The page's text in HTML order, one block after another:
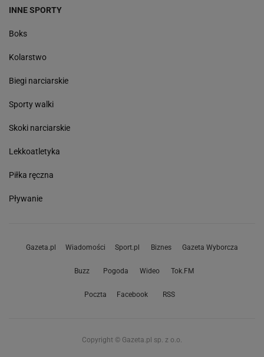
INNE SPORTY
Boks
Kolarstwo
Biegi narciarskie
Sporty walki
Skoki narciarskie
Lekkoatletyka
Piłka ręczna
Pływanie
Gazeta.pl Wiadomości Sport.pl Biznes Gazeta Wyborcza
Buzz Pogoda Wideo Tok.FM
Poczta Facebook RSS
Copyright © Gazeta.pl sp. z o.o.